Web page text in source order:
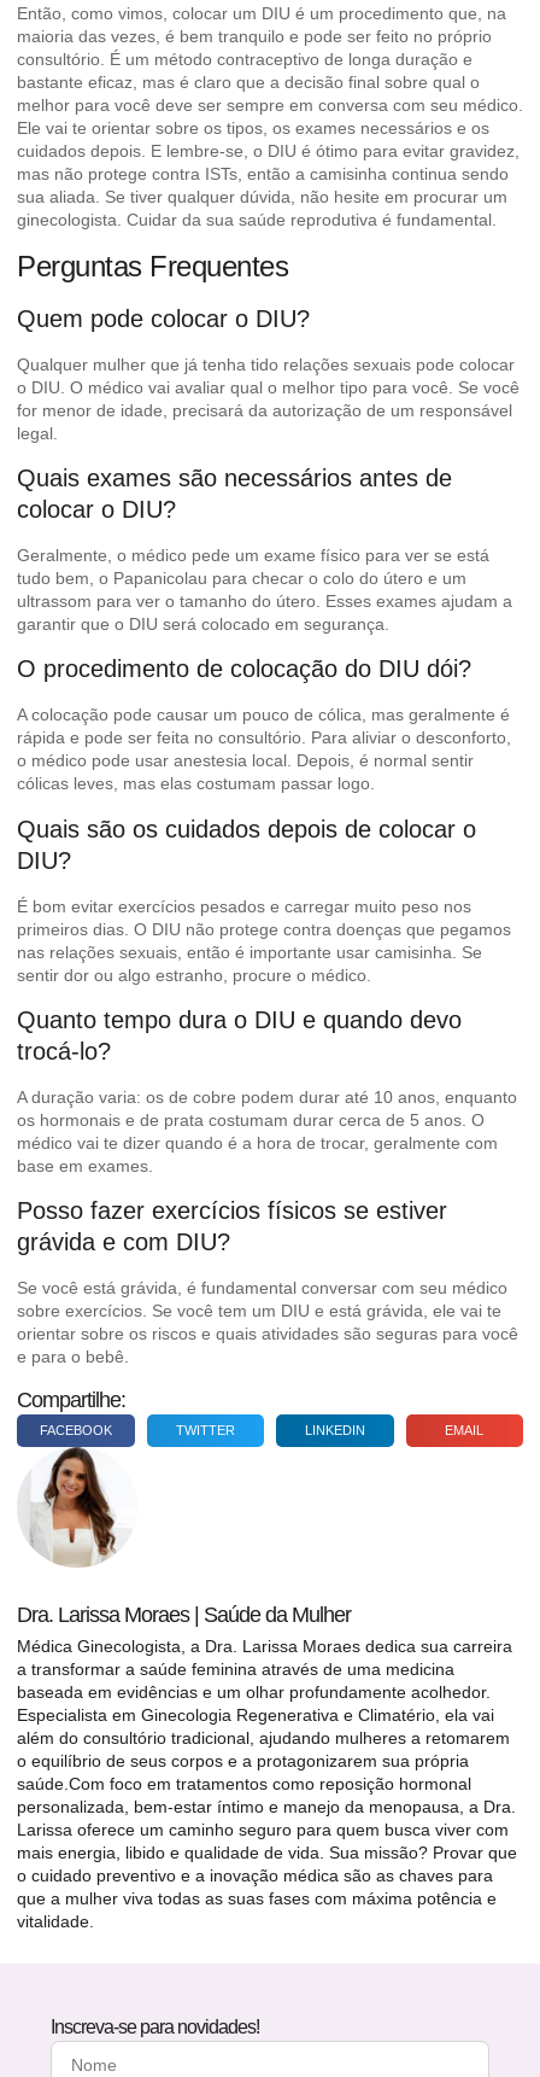
Então, como vimos, colocar um DIU é um procedimento que, na
maioria das vezes, é bem tranquilo e pode ser feito no próprio
consultório. É um método contraceptivo de longa duração e
bastante eficaz, mas é claro que a decisão final sobre qual o
melhor para você deve ser sempre em conversa com seu médico.
Ele vai te orientar sobre os tipos, os exames necessários e os
cuidados depois. E lembre-se, o DIU é ótimo para evitar gravidez,
mas não protege contra ISTs, então a camisinha continua sendo
sua aliada. Se tiver qualquer dúvida, não hesite em procurar um
ginecologista. Cuidar da sua saúde reprodutiva é fundamental.
Perguntas Frequentes
Quem pode colocar o DIU?
Qualquer mulher que já tenha tido relações sexuais pode colocar
o DIU. O médico vai avaliar qual o melhor tipo para você. Se você
for menor de idade, precisará da autorização de um responsável
legal.
Quais exames são necessários antes de
colocar o DIU?
Geralmente, o médico pede um exame físico para ver se está
tudo bem, o Papanicolau para checar o colo do útero e um
ultrassom para ver o tamanho do útero. Esses exames ajudam a
garantir que o DIU será colocado em segurança.
O procedimento de colocação do DIU dói?
A colocação pode causar um pouco de cólica, mas geralmente é
rápida e pode ser feita no consultório. Para aliviar o desconforto,
o médico pode usar anestesia local. Depois, é normal sentir
cólicas leves, mas elas costumam passar logo.
Quais são os cuidados depois de colocar o
DIU?
É bom evitar exercícios pesados e carregar muito peso nos
primeiros dias. O DIU não protege contra doenças que pegamos
nas relações sexuais, então é importante usar camisinha. Se
sentir dor ou algo estranho, procure o médico.
Quanto tempo dura o DIU e quando devo
trocá-lo?
A duração varia: os de cobre podem durar até 10 anos, enquanto
os hormonais e de prata costumam durar cerca de 5 anos. O
médico vai te dizer quando é a hora de trocar, geralmente com
base em exames.
Posso fazer exercícios físicos se estiver
grávida e com DIU?
Se você está grávida, é fundamental conversar com seu médico
sobre exercícios. Se você tem um DIU e está grávida, ele vai te
orientar sobre os riscos e quais atividades são seguras para você
e para o bebê.
Compartilhe:
FACEBOOK TWITTER LINKEDIN EMAIL
Dra. Larissa Moraes | Saúde da Mulher
Médica Ginecologista, a Dra. Larissa Moraes dedica sua carreira
a transformar a saúde feminina através de uma medicina
baseada em evidências e um olhar profundamente acolhedor.
Especialista em Ginecologia Regenerativa e Climatério, ela vai
além do consultório tradicional, ajudando mulheres a retomarem
o equilíbrio de seus corpos e a protagonizarem sua própria
saúde.Com foco em tratamentos como reposição hormonal
personalizada, bem-estar íntimo e manejo da menopausa, a Dra.
Larissa oferece um caminho seguro para quem busca viver com
mais energia, libido e qualidade de vida. Sua missão? Provar que
o cuidado preventivo e a inovação médica são as chaves para
que a mulher viva todas as suas fases com máxima potência e
vitalidade.
Inscreva-se para novidades!